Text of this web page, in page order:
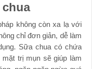
không còn xa lạ với
chỉ đơn giản, dễ làm
Sữa chua có chứa
trị mụn sẽ giúp làm